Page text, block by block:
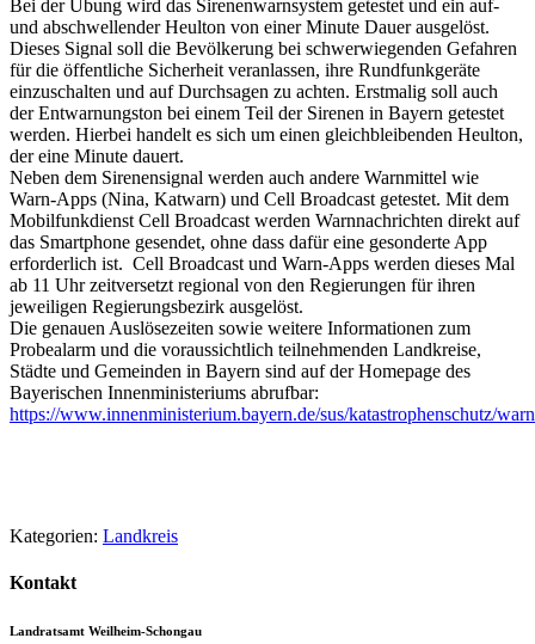
Bei der Übung wird das Sirenenwarnsystem getestet und ein auf-
und abschwellender Heulton von einer Minute Dauer ausgelöst.
Dieses Signal soll die Bevölkerung bei schwerwiegenden Gefahren
für die öffentliche Sicherheit veranlassen, ihre Rundfunkgeräte
einzuschalten und auf Durchsagen zu achten. Erstmalig soll auch
der Entwarnungston bei einem Teil der Sirenen in Bayern getestet
werden. Hierbei handelt es sich um einen gleichbleibenden Heulton,
der eine Minute dauert.
Neben dem Sirenensignal werden auch andere Warnmittel wie
Warn-Apps (Nina, Katwarn) und Cell Broadcast getestet. Mit dem
Mobilfunkdienst Cell Broadcast werden Warnnachrichten direkt auf
das Smartphone gesendet, ohne dass dafür eine gesonderte App
erforderlich ist. Cell Broadcast und Warn-Apps werden dieses Mal
ab 11 Uhr zeitversetzt regional von den Regierungen für ihren
jeweiligen Regierungsbezirk ausgelöst.
Die genauen Auslösezeiten sowie weitere Informationen zum
Probealarm und die voraussichtlich teilnehmenden Landkreise,
Städte und Gemeinden in Bayern sind auf der Homepage des
Bayerischen Innenministeriums abrufbar:
https://www.innenministerium.bayern.de/sus/katastrophenschutz/
Kategorien: Landkreis
Kontakt
Landratsamt Weilheim-Schongau